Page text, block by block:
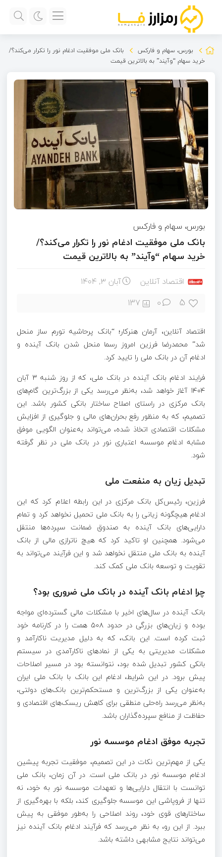
بورس، سهام و فارکس
بانک ملی موفقیت ادغام نور را تکرار می‌کند؟/
خرید سهام “وآیند” به بالاترین قیمت
بورس، سهام و فارکس
بانک ملی موفقیت ادغام نور را تکرار می‌کند؟/
خرید سهام “وآیند” به بالاترین قیمت
اقتصاد آنلاین آبان ۳, ۱۴۰۴
5
0
137
اقتصاد آنلاین، آرمان هنرکار؛ “بانک پرحاشیه تورم ساز منحل
شد” محمدرضا فرزین امروز رسما منحل شدن بانک آینده و
ادغام آن در بانک ملی را تایید کرد.
فرایند ادغام بانک آینده در بانک ملی، که از روز شنبه ۳ آبان
۱۴۰۴ آغاز خواهد شد، به‌نظر می‌رسد یکی از بزرگ‌ترین گام‌های
بانک مرکزی در راستای اصلاح ساختار بانکی کشور باشد. این
تصمیم، که به منظور رفع بحران‌های مالی و جلوگیری از افزایش
مشکلات اقتصادی اتخاذ شده، می‌تواند به‌عنوان الگویی موفق
مشابه ادغام موسسه اعتباری نور در بانک ملی در نظر گرفته
شود.
تبدیل زیان به منفعت ملی
فرزین، رئیس‌کل بانک مرکزی در این رابطه اعلام کرد که این
ادغام هیچگونه زیانی را به بانک ملی تحمیل نخواهد کرد و تمام
دارایی‌های بانک آینده به صندوق ضمانت سپرده‌ها منتقل
می‌شود. همچنین او تاکید کرد که هیچ ناترازی مالی از بانک
آینده به بانک ملی منتقل نخواهد شد و این فرآیند می‌تواند به
تقویت و توسعه بانک ملی کمک کند.
چرا ادغام بانک آینده در بانک ملی ضروری بود؟
بانک آینده در سال‌های اخیر با مشکلات مالی گسترده‌ای مواجه
بوده و زیان‌های بزرگی در حدود ۵۰۸ همت را در کارنامه خود
ثبت کرده است. این بانک، که به دلیل مدیریت ناکارآمد و
مشکلات مدیریتی به یکی از نماد‌های ناکارآمدی در سیستم
بانکی کشور تبدیل شده بود، نتوانسته بود در مسیر اصلاحات
پیش برود. در این شرایط، ادغام این بانک با بانک ملی ایران
به‌عنوان یکی از بزرگ‌ترین و مستحکم‌ترین بانک‌های دولتی،
به‌نظر می‌رسد راه‌حلی منطقی برای کاهش ریسک‌های اقتصادی و
حفاظت از منافع سپرده‌گذاران باشد.
تجربه موفق ادغام موسسه نور
یکی از مهم‌ترین نکات در این تصمیم، موفقیت تجربه پیشین
ادغام موسسه نور در بانک ملی است. در آن زمان، بانک ملی
توانست با انتقال دارایی‌ها و تعهدات موسسه نور به خود، نه
تنها از فروپاشی این موسسه جلوگیری کند، بلکه با بهره‌گیری از
ساختار‌های قوی خود، روند اصلاحی را به‌طور موفقی به پیش
ببرد. از این رو، به نظر می‌رسد که فرآیند ادغام بانک آینده نیز
می‌تواند نتایج مشابهی داشته باشد.